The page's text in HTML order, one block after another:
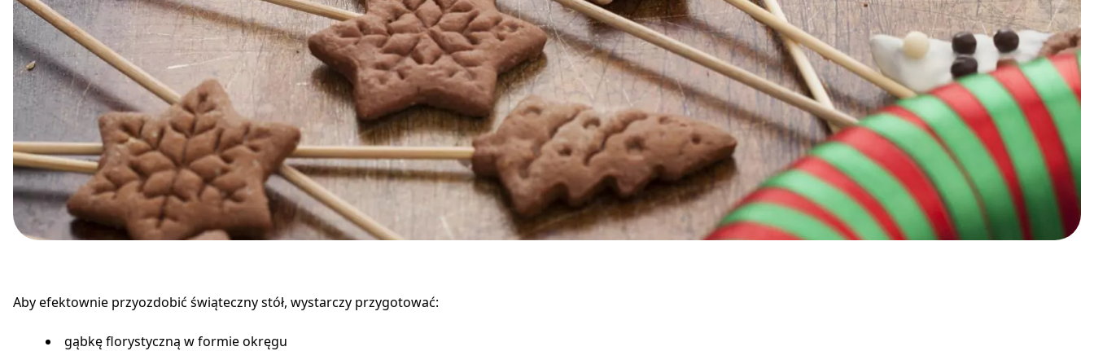
Aby efektownie przyozdobić świąteczny stół, wystarczy przygotować:
gąbkę florystyczną w formie okręgu